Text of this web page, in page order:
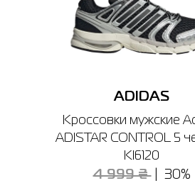
ADIDAS
Кроссовки мужские
ADISTAR CONTROL 5
KI6120
4 999 ₴ 30%